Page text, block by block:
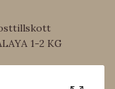
1-2 KG